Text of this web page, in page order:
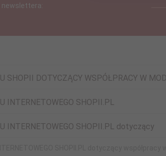
newslettera:
SHOPII DOTYCZĄCY WSPÓŁPRACY W MOD
INTERNETOWEGO SHOPII.PL
INTERNETOWEGO SHOPII.PL dotyczący